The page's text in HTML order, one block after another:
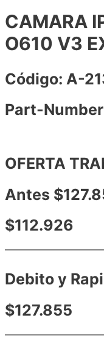
CAMARA
O610 V3
Código: A-
Part-
OFERTA
Antes
$112.926
Debito y
$127.855